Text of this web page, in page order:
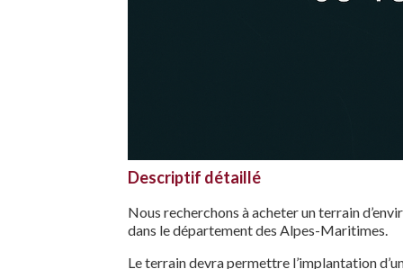
Descriptif détaillé
Nous recherchons à acheter un terrain
dans le département des Alpes-Maritimes.
Le terrain devra permettre l’implantation